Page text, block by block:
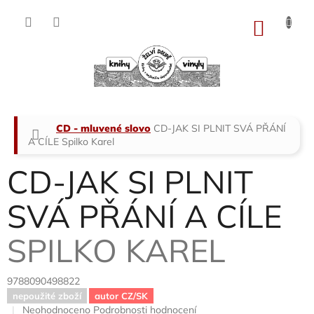
Domů
CD - mluvené slovo CD-JAK SI PLNIT SVÁ PŘÁNÍ
A CÍLE Spilko Karel
CD-JAK SI PLNIT
SVÁ PŘÁNÍ A CÍLE
SPILKO KAREL
9788090498822
nepoužité zboží autor CZ/SK
Průměrné
Neohodnoceno Podrobnosti hodnocení